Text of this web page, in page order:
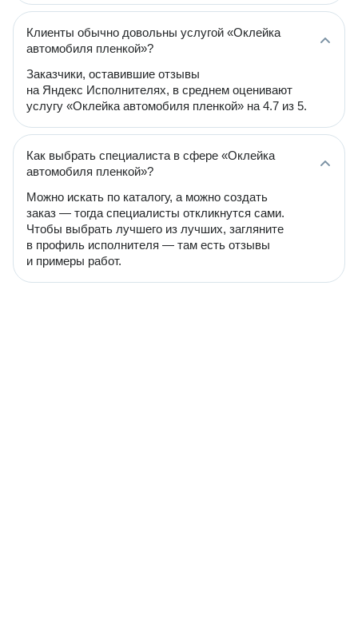
Клиенты обычно довольны услугой «Оклейка
автомобиля пленкой»?
Заказчики, оставившие отзывы
на Яндекс Исполнителях, в среднем оценивают
услугу «Оклейка автомобиля пленкой» на 4.7 из 5.
Как выбрать специалиста в сфере «Оклейка
автомобиля пленкой»?
Можно искать по каталогу, а можно создать
заказ — тогда специалисты откликнутся сами.
Чтобы выбрать лучшего из лучших, загляните
в профиль исполнителя — там есть отзывы
и примеры работ.